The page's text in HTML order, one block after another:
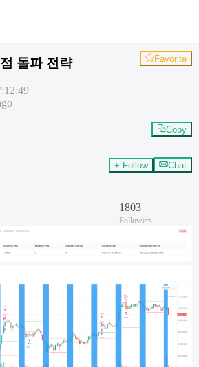
돌파 전략 Favorite
Copy
+ Follow Chat
1803
Followers